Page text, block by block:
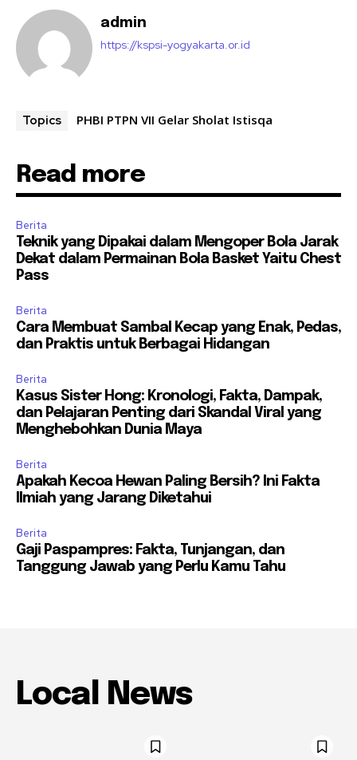
admin
https://kspsi-yogyakarta.or.id
Topics PHBI PTPN VII Gelar Sholat Istisqa
Read more
Berita
Teknik yang Dipakai dalam Mengoper Bola Jarak
Dekat dalam Permainan Bola Basket Yaitu Chest
Pass
Berita
Cara Membuat Sambal Kecap yang Enak, Pedas,
dan Praktis untuk Berbagai Hidangan
Berita
Kasus Sister Hong: Kronologi, Fakta, Dampak,
dan Pelajaran Penting dari Skandal Viral yang
Menghebohkan Dunia Maya
Berita
Apakah Kecoa Hewan Paling Bersih? Ini Fakta
Ilmiah yang Jarang Diketahui
Berita
Gaji Paspampres: Fakta, Tunjangan, dan
Tanggung Jawab yang Perlu Kamu Tahu
Local News